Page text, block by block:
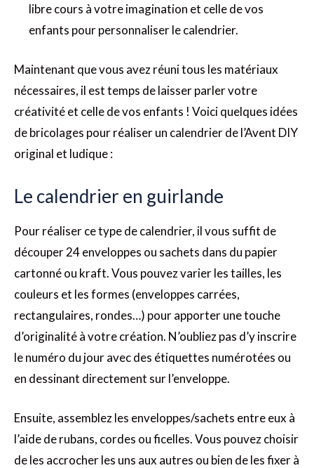
libre cours à votre imagination et celle de vos
enfants pour personnaliser le calendrier.
Maintenant que vous avez réuni tous les matériaux
nécessaires, il est temps de laisser parler votre
créativité et celle de vos enfants ! Voici quelques idées
de bricolages pour réaliser un calendrier de l’Avent DIY
original et ludique :
Le calendrier en guirlande
Pour réaliser ce type de calendrier, il vous suffit de
découper 24 enveloppes ou sachets dans du papier
cartonné ou kraft. Vous pouvez varier les tailles, les
couleurs et les formes (enveloppes carrées,
rectangulaires, rondes…) pour apporter une touche
d’originalité à votre création. N’oubliez pas d’y inscrire
le numéro du jour avec des étiquettes numérotées ou
en dessinant directement sur l’enveloppe.
Ensuite, assemblez les enveloppes/sachets entre eux à
l’aide de rubans, cordes ou ficelles. Vous pouvez choisir
de les accrocher les uns aux autres ou bien de les fixer à